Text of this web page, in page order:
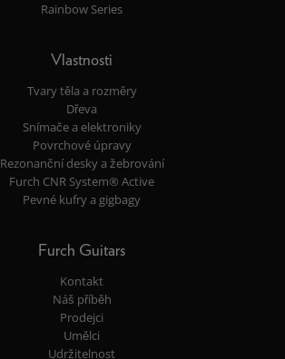
Rainbow Series
Vlastnosti
Tvary těla a rozměry
Dřeva
Snímače a elektroniky
Povrchové úpravy
Rezonanční desky a žebrování
Furch CNR System® Active
Pevné kufry a gigbagy
Furch Guitars
Kontakt
Náš příběh
Prodejci
Umělci
Udržitelnost